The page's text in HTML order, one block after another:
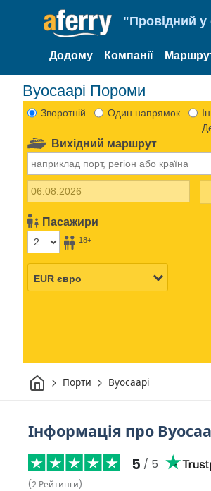
"Провідний у
Додому Компанії
Вуосаарі Пороми
Зворотній Один напрямок
Вихідний маршрут
Пасажири
18+
Дім Порти Вуосаарі
Інформація про
5 / 5
(2 Рейтинги)